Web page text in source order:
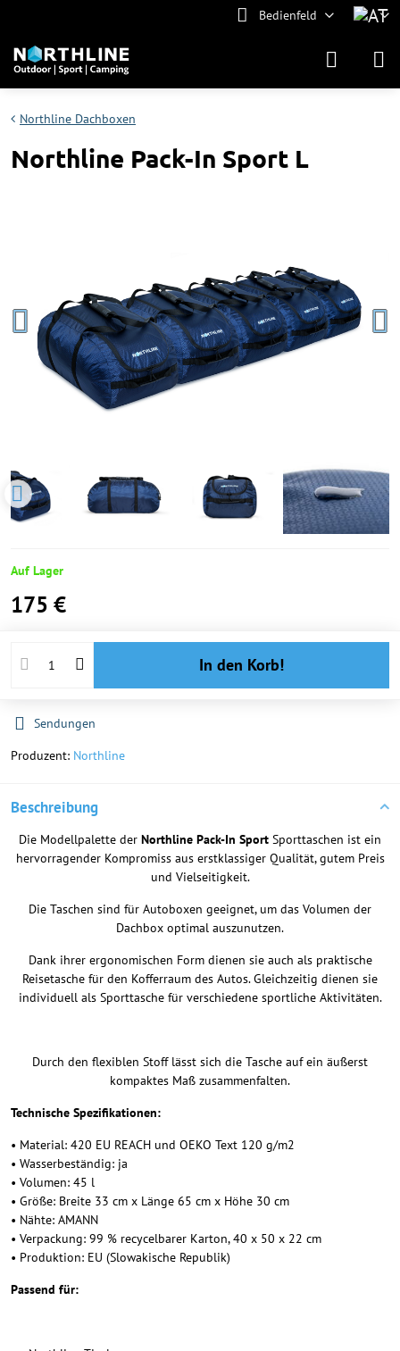
Bedienfeld
Northline Dachboxen
Northline Pack-In Sport L
Auf Lager
175 €
In den Korb!
Sendungen
Produzent: Northline
Beschreibung
Die Modellpalette der Northline Pack-In Sport Sporttaschen ist ein
hervorragender Kompromiss aus erstklassiger Qualität, gutem Preis
und Vielseitigkeit.
Die Taschen sind für Autoboxen geeignet, um das Volumen der
Dachbox optimal auszunutzen.
Dank ihrer ergonomischen Form dienen sie auch als praktische
Reisetasche für den Kofferraum des Autos. Gleichzeitig dienen sie
individuell als Sporttasche für verschiedene sportliche Aktivitäten.
Durch den flexiblen Stoff lässt sich die Tasche auf ein äußerst
kompaktes Maß zusammenfalten.
Technische Spezifikationen:
• Material: 420 EU REACH und OEKO Text 120 g/m2
• Wasserbeständig: ja
• Volumen: 45 l
• Größe: Breite 33 cm x Länge 65 cm x Höhe 30 cm
• Nähte: AMANN
• Verpackung: 99 % recycelbarer Karton, 40 x 50 x 22 cm
• Produktion: EU (Slowakische Republik)
Passend für: